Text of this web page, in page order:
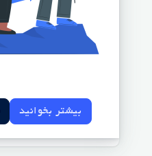
بیشتر بخوانید